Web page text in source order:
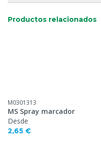
Productos relacionados
M0301313
MS Spray marcador
Desde
2,65 €